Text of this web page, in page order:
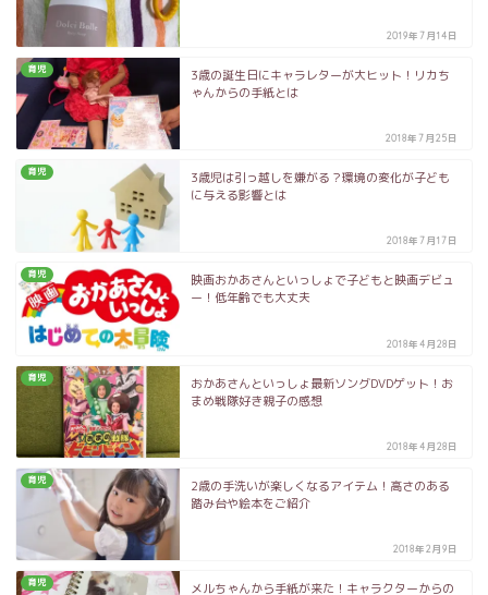
2019年7月14日
育児
3歳の誕生日にキャラレターが大ヒット！リカち
ゃんからの手紙とは
2018年7月25日
育児
3歳児は引っ越しを嫌がる？環境の変化が子ども
に与える影響とは
2018年7月17日
育児
映画おかあさんといっしょで子どもと映画デビュ
ー！低年齢でも大丈夫
2018年4月28日
育児
おかあさんといっしょ最新ソングDVDゲット！お
まめ戦隊好き親子の感想
2018年4月28日
育児
2歳の手洗いが楽しくなるアイテム！高さのある
踏み台や絵本をご紹介
2018年2月9日
育児
メルちゃんから手紙が来た！キャラクターからの